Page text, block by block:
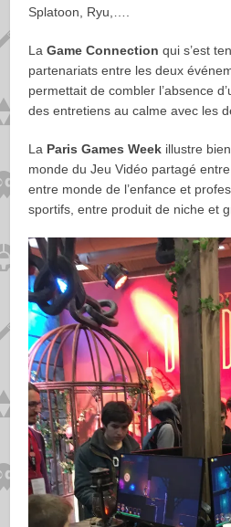
Splatoon, Ryu,….
LaGame Connection qui s’est
partenariats entre les deux
permettait de combler l’absence
des entretiens au calme avec les
La Paris Games Week illustre
monde du Jeu Vidéo partagé
entre monde de l’enfance et
sportifs, entre produit de niche et